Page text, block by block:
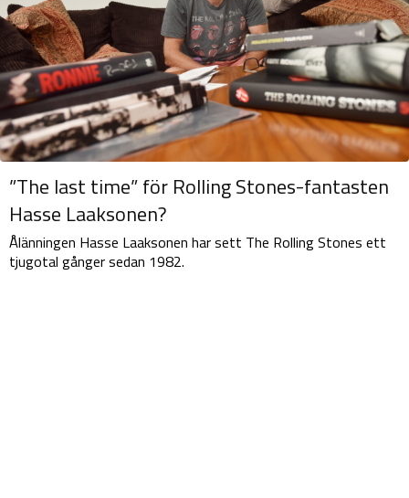
”The last time” för Rolling Stones-fantasten
Hasse Laaksonen?
Ålänningen Hasse Laaksonen har sett The Rolling Stones ett
tjugotal gånger sedan 1982.